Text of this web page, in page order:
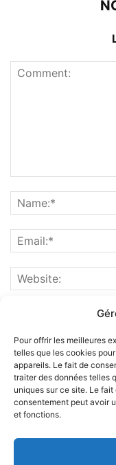
Pour offrir les meilleures
telles que les cookies
appareils. Le fait de
traiter des données telles
uniques sur ce site. Le
consentement peut avoir
et fonctions.